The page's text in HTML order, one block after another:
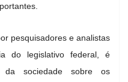
pesquisadores e analistas
do legislativo federal, é
da sociedade sobre os